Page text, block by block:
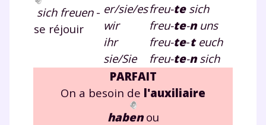
sich freuen-
se réjouir
er/sie/es
wir
ihr
sie/Sie
freu-te sich
freu-te-n uns
freu-te-teuch
freu-te-nsich
PARFAIT
On a besoin de l'auxiliaire
habenou